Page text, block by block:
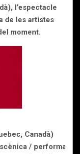
l’espectacle
de les artistes
moment.
Canadà)
/